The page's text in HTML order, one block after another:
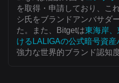
を取得・申請しており、こ
シ氏をブランドアンバサダ
た。また、Bitgetは東海岸、
けるLALIGAの公式暗号資産
強力な世界的ブランド認知